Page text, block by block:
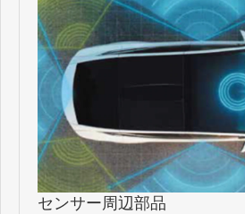
センサー周辺部品